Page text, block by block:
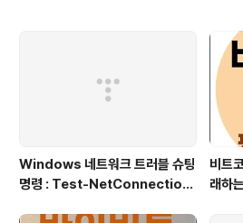
Windows 네트워크 트러블 슈팅
명령 : Test-NetConnection
비트
래하